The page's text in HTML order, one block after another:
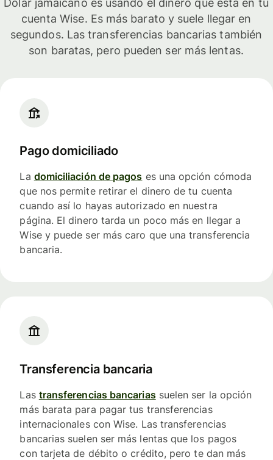
Dólar jamaicano es usando el dinero que está en tu
cuenta Wise. Es más barato y suele llegar en
segundos. Las transferencias bancarias también
son baratas, pero pueden ser más lentas.
Pago domiciliado
La domiciliación de pagos es una opción cómoda
que nos permite retirar el dinero de tu cuenta
cuando así lo hayas autorizado en nuestra
página. El dinero tarda un poco más en llegar a
Wise y puede ser más caro que una transferencia
bancaria.
Transferencia bancaria
Las transferencias bancariassuelen ser la opción
más barata para pagar tus transferencias
internacionales con Wise. Las transferencias
bancarias suelen ser más lentas que los pagos
con tarjeta de débito o crédito, pero te dan más